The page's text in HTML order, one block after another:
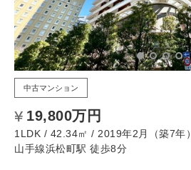
中古マンション
19,800万円
1LDK / 42.34㎡ / 2019年2月（築7年）
山手線浜松町駅 徒歩8分